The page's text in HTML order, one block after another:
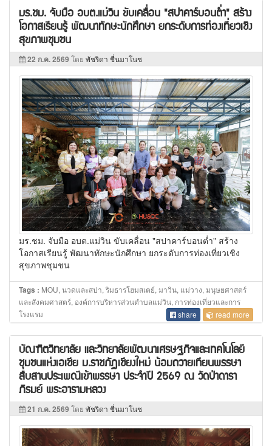
มร.ชม. จับมือ อบต.แม่วิน ขับเคลื่อน "สปาคาร์บอนต่ำ" สร้าง
โอกาสเรียนรู้ พัฒนาทักษะนักศึกษา ยกระดับการท่องเที่ยวเชิง
สุขภาพชุมชน
22 ก.ค. 2569 โดย พัชริดา ชื่นมาโนช
มร.ชม. จับมือ อบต.แม่วิน ขับเคลื่อน "สปาคาร์บอนต่ำ" สร้าง
โอกาสเรียนรู้ พัฒนาทักษะนักศึกษา ยกระดับการท่องเที่ยวเชิง
สุขภาพชุมชน
Tags : MOU, นวดและสปา, ริมธารโฮมสเตย์, มาวิน, แม่วาง, มนุษยศาสตร์
และสังคมศาสตร์, องค์การบริหารส่วนตำบลแม่วิน, การท่องเที่ยวและการ
โรงแรม
share read more
บัณฑิตวิทยาลัย และวิทยาลัยพัฒนาเศรษฐกิจและเทคโนโลยี
ชุมชนแห่งเอเชีย ม.ราชภัฏเชียงใหม่ น้อมถวายเทียนพรรษา
สืบสานประเพณีเข้าพรรษา ประจำปี 2569 ณ วัดป่าดารา
ภิรมย์ พระอารามหลวง
21 ก.ค. 2569 โดย พัชริดา ชื่นมาโนช